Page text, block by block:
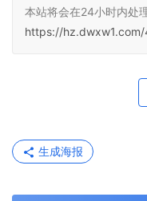
本站将会在24小时内处
https://
生成海报